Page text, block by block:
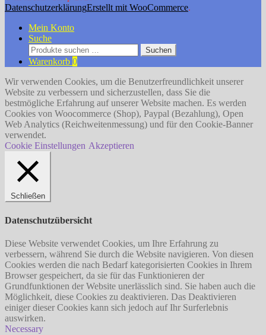
DatenschutzerklärungErstellt mit WooCommerce.
Mein Konto
Suche
Suchen
nach:
Suchen
Warenkorb 0
Wir verwenden Cookies, um die Benutzerfreundlichkeit unserer
Website zu verbessern und sicherzustellen, dass Sie die
bestmögliche Erfahrung auf unserer Website machen. Es werden
Cookies von Woocommerce (Shop), Paypal (Bezahlung), Open
Web Analytics (Reichweitenmessung) und für den Cookie-Banner
verwendet.
Cookie Einstellungen Akzeptieren
Schließen
Datenschutzübersicht
Diese Website verwendet Cookies, um Ihre Erfahrung zu
verbessern, während Sie durch die Website navigieren. Von diesen
Cookies werden die nach Bedarf kategorisierten Cookies in Ihrem
Browser gespeichert, da sie für das Funktionieren der
Grundfunktionen der Website unerlässlich sind. Sie haben auch die
Möglichkeit, diese Cookies zu deaktivieren. Das Deaktivieren
einiger dieser Cookies kann sich jedoch auf Ihr Surferlebnis
auswirken.
Necessary